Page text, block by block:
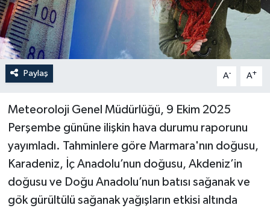
Paylaş A- A+
Meteoroloji Genel Müdürlüğü, 9 Ekim 2025
Perşembe gününe ilişkin hava durumu raporunu
yayımladı. Tahminlere göre Marmara'nın doğusu,
Karadeniz, İç Anadolu’nun doğusu, Akdeniz’in
doğusu ve Doğu Anadolu’nun batısı sağanak ve
gök gürültülü sağanak yağışların etkisi altında